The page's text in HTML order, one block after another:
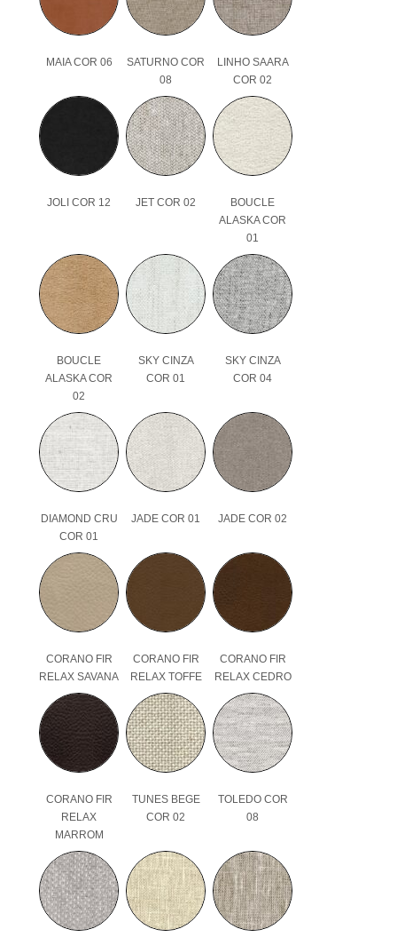
MAIA COR 06
SATURNO COR
08
LINHO SAARA
COR 02
JOLI COR 12 JET COR 02
BOUCLE
ALASKA COR
01
BOUCLE
ALASKA COR
02
SKY CINZA
COR 01
SKY CINZA
COR 04
DIAMOND CRU
COR 01
JADE COR 01 JADE COR 02
CORANO FIR
RELAX SAVANA
CORANO FIR
RELAX TOFFE
CORANO FIR
RELAX CEDRO
CORANO FIR
RELAX
MARROM
TUNES BEGE
COR 02
TOLEDO COR
08